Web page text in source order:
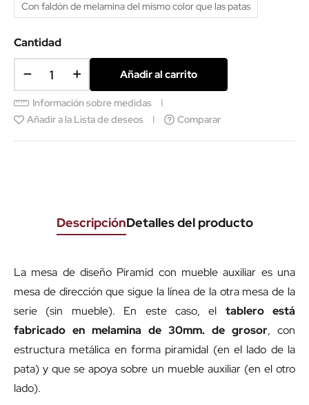
Con faldón de melamina del mismo color que las patas
Cantidad
Añadir al carrito
Información sobre medidas
Añadir a la Lista de deseos
Comparar
DescripciónDetalles del producto
La mesa de diseño Piramid con mueble auxiliar es una
mesa de dirección que sigue la línea de la otra mesa de la
serie (sin mueble). En este caso, el tablero está
fabricado en melamina de 30mm. de grosor, con
estructura metálica en forma piramidal (en el lado de la
pata) y que se apoya sobre un mueble auxiliar (en el otro
lado).